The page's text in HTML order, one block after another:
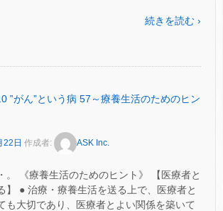
続きを読む ›
‟がん”という病 57～療養生活のためのヒン
22日 作成者: ASK Inc.
。 《療養生活のためのヒント》 【医療者と
】 ● 治療・療養生活を送る上で、医療者と
も大切であり、医療者とよい関係を築いて